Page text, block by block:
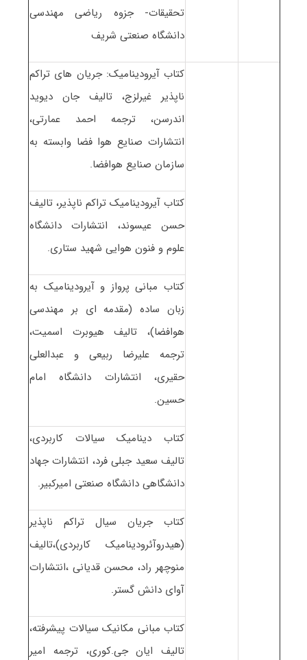
تحقیقات- جزوه ریاضی مهندسی
دانشگاه صنعتی شریف
کتاب آیرودینامیک: جریان های تراکم
ناپذیر غیرلزج، تالیف جان دیوید
اندرسن، ترجمه احمد عمارتی،
انتشارات صنایع هوا فضا وابسته به
سازمان صنایع هوافضا.
کتاب آیرودینامیک تراکم ناپذیر، تالیف
حسن عیسوند، انتشارات دانشگاه
علوم و فنون هوایی شهید ستاری.
کتاب مبانی پرواز و آیرودینامیک به
زبان ساده (مقدمه ای بر مهندسی
هوافضا)، تالیف هیوبرت اسمیت،
ترجمه علیرضا ربیعی و عبدالعلی
حقیری، انتشارات دانشگاه امام
حسین.
کتاب دینامیک سیالات کاربردی،
تالیف سعید جبلی فرد، انتشارات جهاد
دانشگاهی دانشگاه صنعتی امیرکبیر.
کتاب جریان سیال تراکم ناپذیر
(هیدروآئرودینامیک کاربردی)،تالیف
منوچهر راد، محسن قدیانی ،انتشارات
آوای دانش گستر.
کتاب مبانی مکانیک سیالات پیشرفته،
تالیف ایان جی.کوری، ترجمه امیر